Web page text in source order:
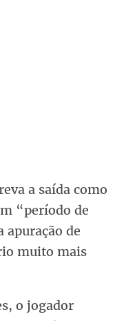
a saída como
“período de
apuração de
muito mais
o jogador